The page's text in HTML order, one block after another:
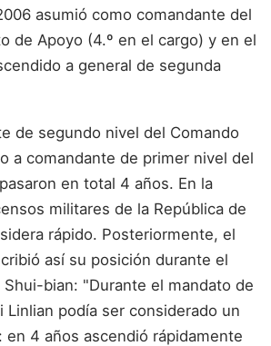
asumió como comandante del
de Apoyo (4.º en el cargo) y en el
a general de segunda
de segundo nivel del Comando
a comandante de primer nivel del
en total 4 años. En la
militares de la República de
rápido. Posteriormente, el
así su posición durante el
bian: "Durante el mandato de
Linlian podía ser considerado un
en 4 años ascendió rápidamente